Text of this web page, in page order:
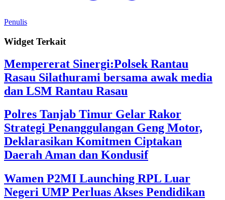
Penulis
Widget Terkait
Mempererat Sinergi:Polsek Rantau
Rasau Silathurami bersama awak media
dan LSM Rantau Rasau
Polres Tanjab Timur Gelar Rakor
Strategi Penanggulangan Geng Motor,
Deklarasikan Komitmen Ciptakan
Daerah Aman dan Kondusif
Wamen P2MI Launching RPL Luar
Negeri UMP Perluas Akses Pendidikan